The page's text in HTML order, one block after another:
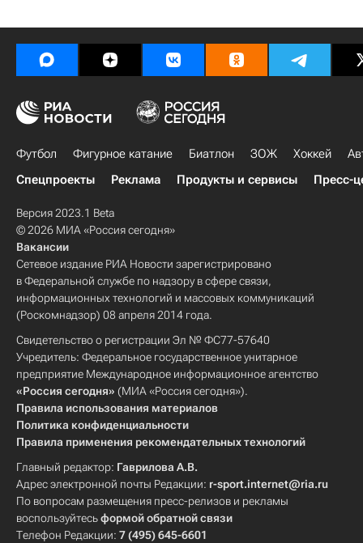
Футбол Фигурное катание Биатлон ЗОЖ Хоккей
Спецпроекты
Реклама Продукты и сервисы Пресс-
Версия 2023.1 Beta
© 2026 МИА «Россия сегодня»
Вакансии
Сетевое издание РИА Новости зарегистрировано
в Федеральной службе по надзору в сфере связи,
информационных технологий и массовых коммуникаций
(Роскомнадзор) 08 апреля 2014 года.
Свидетельство о регистрации Эл № ФС77-57640
Учредитель: Федеральное государственное унитарное
предприятие Международное информационное агентство
«Россия сегодня» (МИА «Россия сегодня»).
Правила использования материалов
Политика конфиденциальности
Правила применения рекомендательных технологий
Главный редактор: Гаврилова А.В.
Адрес электронной почты Редакции: r-sport.internet@ria.ru
По вопросам размещения пресс-релизов и рекламы
воспользуйтесьформой обратной связи
Телефон Редакции: 7 (495) 645-6601